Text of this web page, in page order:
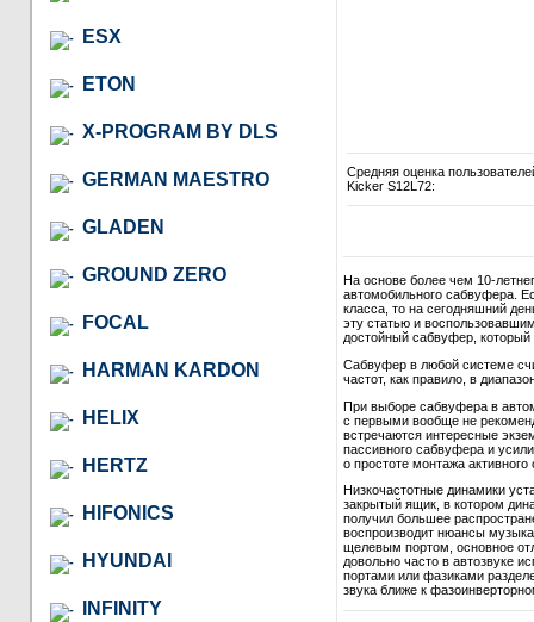
ESX
ETON
X-PROGRAM BY DLS
GERMAN MAESTRO
GLADEN
GROUND ZERO
FOCAL
HARMAN KARDON
HELIX
HERTZ
HIFONICS
HYUNDAI
INFINITY
Средняя оценка
Kicker S12L72:
На основе более чем 10-
автомобильного сабвуфера.
класса, то на сегодняшний
эту статью и
достойный сабвуфер, который
Сабвуфер в любой системе
частот, как правило, в
При выборе сабвуфера в
с первыми вообще не
встречаются интересные
пассивного сабвуфера и
о простоте монтажа
Низкочастотные динамики
закрытый ящик, в котором
получил большее
воспроизводит нюансы
щелевым портом, основное
довольно часто в автозвуке
портами или фазиками
звука ближе к